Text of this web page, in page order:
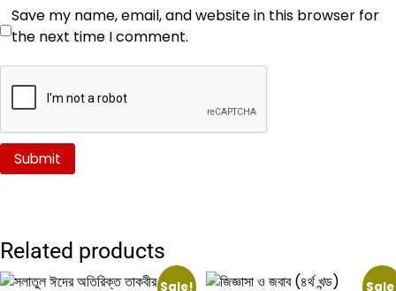
Save my name, email, and website in this browser for
the next time I comment.
Related products
Sale!